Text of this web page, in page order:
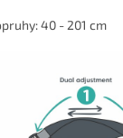
40 - 201 cm